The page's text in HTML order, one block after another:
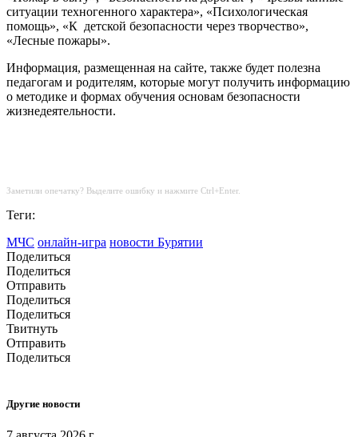
ситуации техногенного характера», «Психологическая
помощь», «К детской безопасности через творчество»,
«Лесные пожары».
Информация, размещенная на сайте, также будет полезна
педагогам и родителям, которые могут получить информацию
о методике и формах обучения основам безопасности
жизнедеятельности.
Заметили опечатку? Выделите ошибку и нажмите Ctrl+Enter.
Теги:
МЧС онлайн-игра новости Бурятии
Поделиться
Поделиться
Отправить
Поделиться
Поделиться
Твитнуть
Отправить
Поделиться
Другие новости